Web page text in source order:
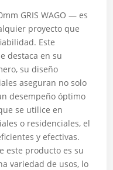
GRIS WAGO — es
proyecto que
Este
destaca en su
su diseño
aseguran no solo
desempeño óptimo
se utilice en
o residenciales, el
y efectivas.
este producto es su
variedad de usos, lo